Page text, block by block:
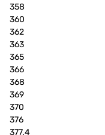
358
360
362
363
365
366
368
369
370
376
377.4